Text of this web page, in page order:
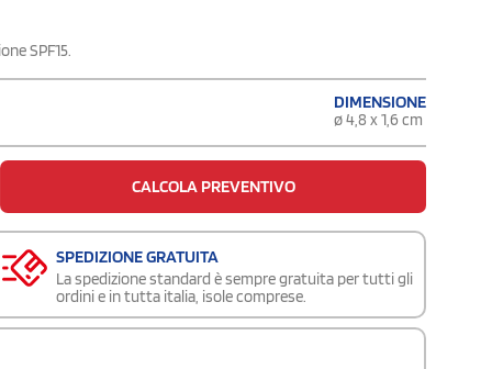
SPF15.
DIMENSIONE
ø 4,8 x 1,6 cm
CALCOLA PREVENTIVO
SPEDIZIONE GRATUITA
La spedizione standard è sempre gratuita per tutti gli
ordini e in tutta italia, isole comprese.